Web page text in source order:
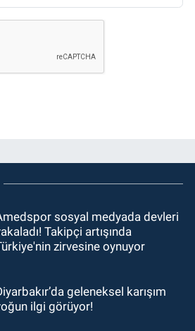
sosyal medyada devleri
Takipçi artışında
zirvesine oynuyor
geleneksel karışım
ilgi görüyor!